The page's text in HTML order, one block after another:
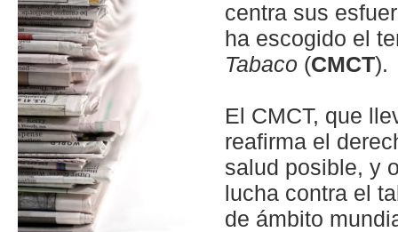
centra sus
ha escogido el
Tabaco (CMCT).
El CMCT, que
reafirma el
salud posible, y
lucha contra el
de ámbito